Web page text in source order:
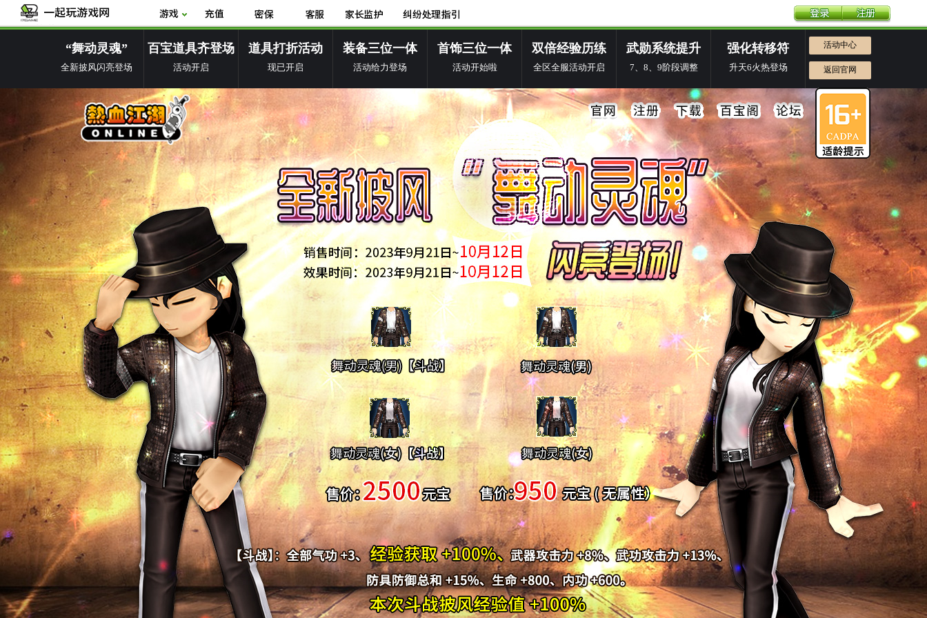
“舞动灵魂”
全新披风闪亮登场
百宝道具齐登场
活动开启
道具打折活动
现已开启
装备三位一体
活动给力登场
首饰三位一体
活动开始啦
双倍经验历练
全区全服活动开启
武勋系统提升
7、8、9阶段调整
强化转移符
升天6火热登场
活动中心
返回官网